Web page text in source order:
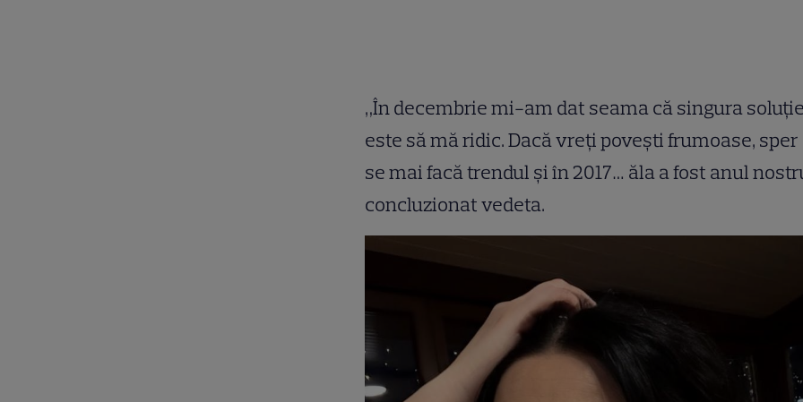
„În decembrie mi-am dat seama că singura soluție
este să mă ridic. Dacă vreți povești frumoase, sper
se mai facă trendul și în 2017… ăla a fost anul
concluzionat vedeta.